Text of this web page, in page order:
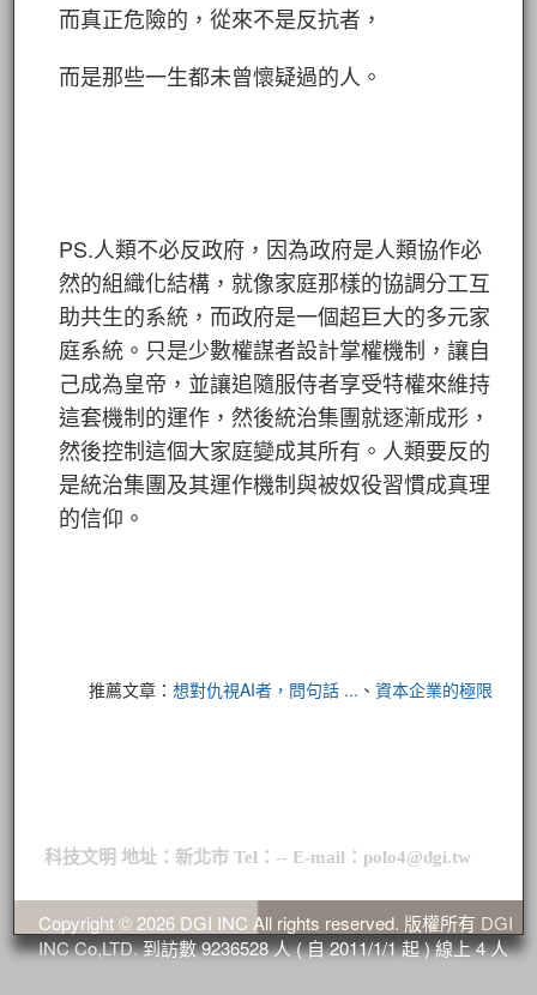
而真正危險的，從來不是反抗者，
而是那些一生都未曾懷疑過的人。
PS.人類不必反政府，因為政府是人類協作必
然的組織化結構，就像家庭那樣的協調分工互
助共生的系統，而政府是一個超巨大的多元家
庭系統。只是少數權謀者設計掌權機制，讓自
己成為皇帝，並讓追隨服侍者享受特權來維持
這套機制的運作，然後統治集團就逐漸成形，
然後控制這個大家庭變成其所有。人類要反的
是統治集團及其運作機制與被奴役習慣成真理
的信仰。
推薦文章：想對仇視AI者，問句話 ... 、資本企業的極限
科技文明 地址：新北市 Tel：-- E-mail：polo4@dgi.tw
Copyright © 2026 DGI INC All rights reserved. 版權所有 DGI
INC Co,LTD.到訪數9236528人 ( 自 2011/1/1 起 ) 線上4人